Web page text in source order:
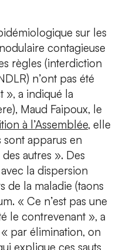
sur les
contagieuse
règles (interdiction
n’ont pas été
», a indiqué la
Maud Faipoux, le
à l’Assemblée, elle
apparus en
autres ». Des
la dispersion
de la maladie (taons
« Ce n’est pas une
le contrevenant », a
par élimination, on
explique ces sauts